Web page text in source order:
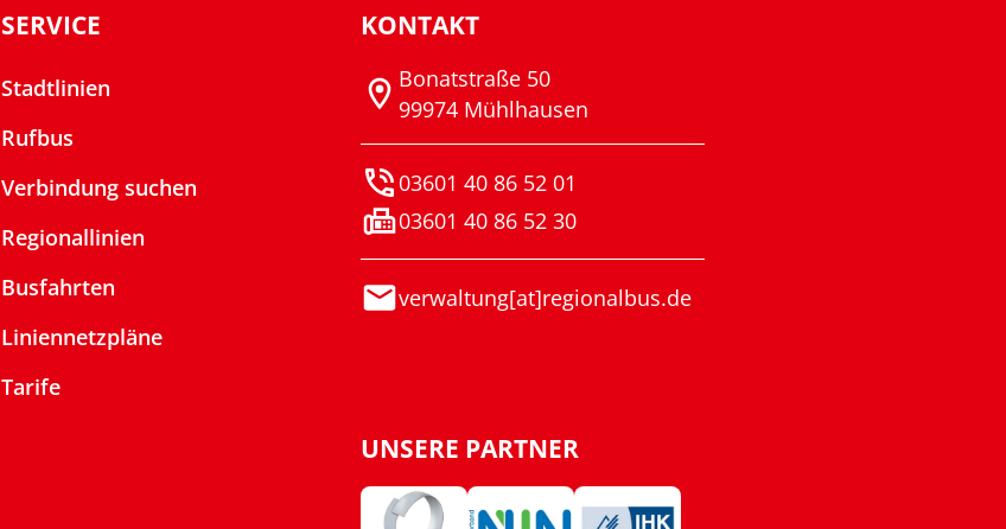
SERVICE
Stadtlinien
Rufbus
Verbindung suchen
Regionallinien
Busfahrten
Liniennetzpläne
Tarife
KONTAKT
Bonatstraße 50
99974 Mühlhausen
03601 40 86 52 01
03601 40 86 52 30
verwaltung[at]regionalbus.de
UNSERE PARTNER